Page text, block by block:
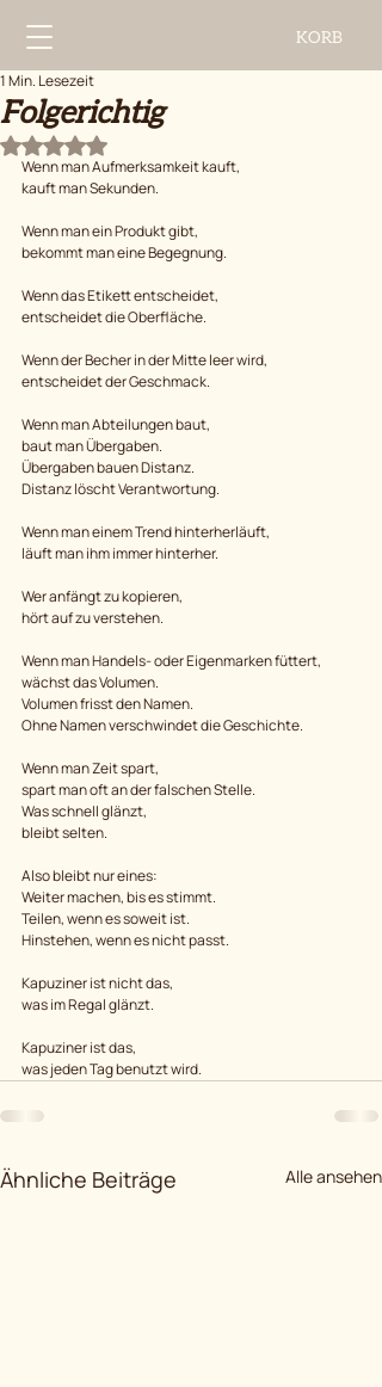
KORB
Folgerichtig
1 Min. Lesezeit
Mit NaN von 5 Sternen bewertet.
Wenn man Aufmerksamkeit kauft,
kauft man Sekunden.
Wenn man ein Produkt gibt,
bekommt man eine Begegnung.
Wenn das Etikett entscheidet,
entscheidet die Oberfläche.
Wenn der Becher in der Mitte leer wird,
entscheidet der Geschmack.
Wenn man Abteilungen baut,
baut man Übergaben.
Übergaben bauen Distanz.
Distanz löscht Verantwortung.
Wenn man einem Trend hinterherläuft,
läuft man ihm immer hinterher.
Wer anfängt zu kopieren,
hört auf zu verstehen.
Wenn man Handels- oder Eigenmarken füttert,
wächst das Volumen.
Volumen frisst den Namen.
Ohne Namen verschwindet die Geschichte.
Wenn man Zeit spart,
spart man oft an der falschen Stelle.
Was schnell glänzt,
bleibt selten.
Also bleibt nur eines:
Weiter machen, bis es stimmt.
Teilen, wenn es soweit ist.
Hinstehen, wenn es nicht passt.
Kapuziner ist nicht das,
was im Regal glänzt.
Kapuziner ist das,
was jeden Tag benutzt wird.
Ähnliche Beiträge Alle ansehen